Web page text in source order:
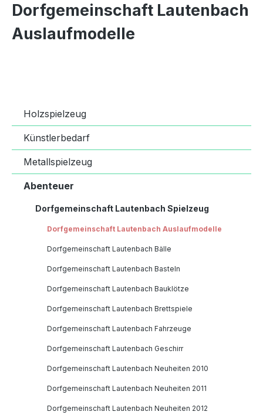
Dorfgemeinschaft Lautenbach
Auslaufmodelle
Holzspielzeug
Künstlerbedarf
Metallspielzeug
Abenteuer
Dorfgemeinschaft Lautenbach Spielzeug
Dorfgemeinschaft Lautenbach Auslaufmodelle
Dorfgemeinschaft Lautenbach Bälle
Dorfgemeinschaft Lautenbach Basteln
Dorfgemeinschaft Lautenbach Bauklötze
Dorfgemeinschaft Lautenbach Brettspiele
Dorfgemeinschaft Lautenbach Fahrzeuge
Dorfgemeinschaft Lautenbach Geschirr
Dorfgemeinschaft Lautenbach Neuheiten 2010
Dorfgemeinschaft Lautenbach Neuheiten 2011
Dorfgemeinschaft Lautenbach Neuheiten 2012